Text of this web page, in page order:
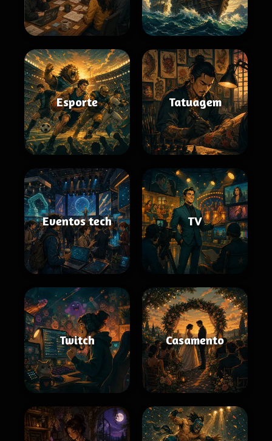
Esporte Tatuagem
Eventos tech TV
Twitch Casamento